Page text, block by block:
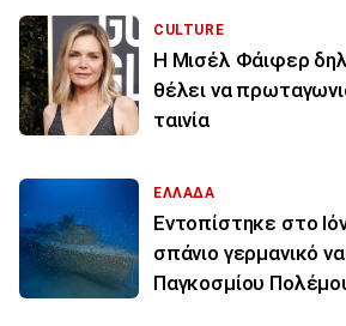
CULTURE
Η Μισέλ Φάιφερ
θέλει να
ταινία
ΕΛΛΑΔΑ
Εντοπίστηκε στο
σπάνιο γερμανικό
Παγκοσμίου